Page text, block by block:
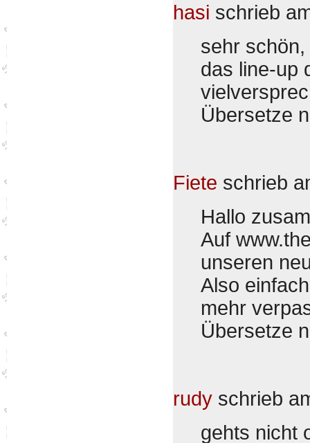
hasi schrieb
sehr
das line-up
Übersetze
Fiete schrieb
Hallo
Auf
unseren
Also
mehr
Übersetze
rudy schrieb
gehts nicht